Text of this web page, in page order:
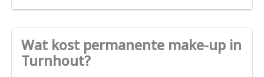
Wat kost permanente make-up in
Turnhout?